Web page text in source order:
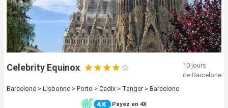
Celebrity Equinox
10 jours
de Barcelone
Barcelone > Lisbonne > Porto > Cadix > Tanger > Barcelone
Payez en 4X